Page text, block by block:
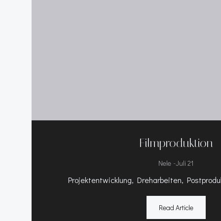
Filmproduktion
Nele -Juli 21
Projektentwicklung, Dreharbeiten,
Read Article